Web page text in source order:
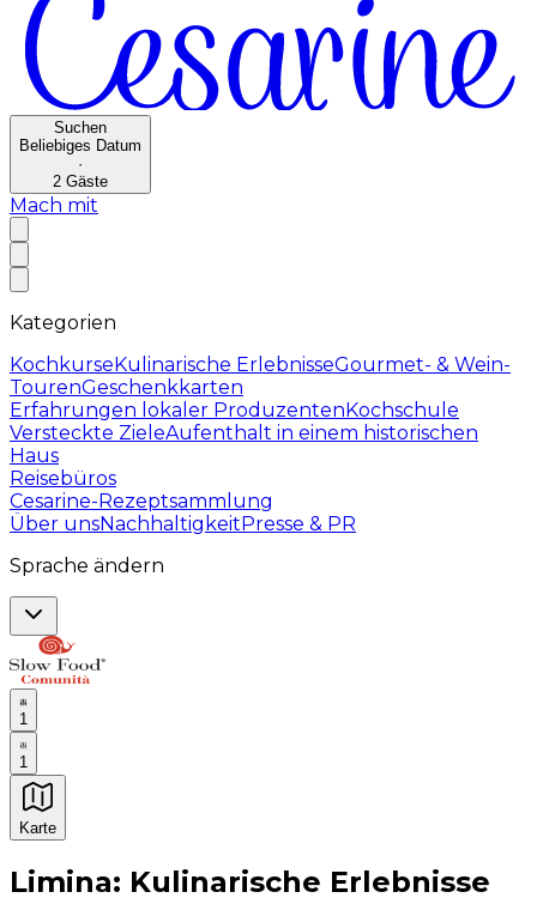
Suchen
Beliebiges Datum
·
2 Gäste
Mach mit
Kategorien
KochkurseKulinarische ErlebnisseGourmet- & Wein-
TourenGeschenkkarten
Erfahrungen lokaler ProduzentenKochschule
Versteckte ZieleAufenthalt in einem historischen
Haus
Reisebüros
Cesarine-Rezeptsammlung
Über unsNachhaltigkeitPresse & PR
Sprache ändern
1
1
Karte
Unvergessliche kulinarische Erlebnisse:
Limina: Kulinarische Erlebnisse